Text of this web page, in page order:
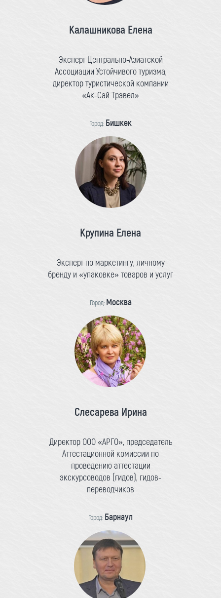
Калашникова Елена
Эксперт Центрально-Азиатской
Ассоциации Устойчивого туризма,
директор туристической компании
«Ак-Сай Трэвел»
Город: Бишкек
Крупина Елена
Эксперт по маркетингу, личному
бренду и «упаковке» товаров и услуг
Город: Москва
Слесарева Ирина
Директор ООО «АРГО», председатель
Аттестационной комиссии по
проведению аттестации
экскурсоводов (гидов), гидов-
переводчиков
Город: Барнаул